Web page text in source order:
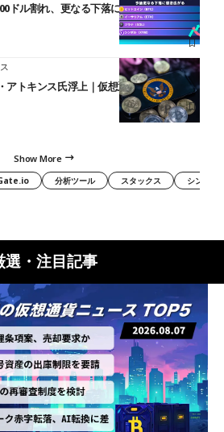
ドル割れ、更なる下落に懸念【仮想通貨
アトキンス氏浮上｜仮想通貨推進に期待
Show More
分析ツール スタックス シンボル
選・注目記事